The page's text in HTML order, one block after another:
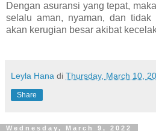
Dengan asuransi yang tepat,
selalu aman, nyaman, dan tidak
akan kerugian besar akibat
Leyla Hana di Thursday, March 10,
Share
Wednesday, March 9, 2022